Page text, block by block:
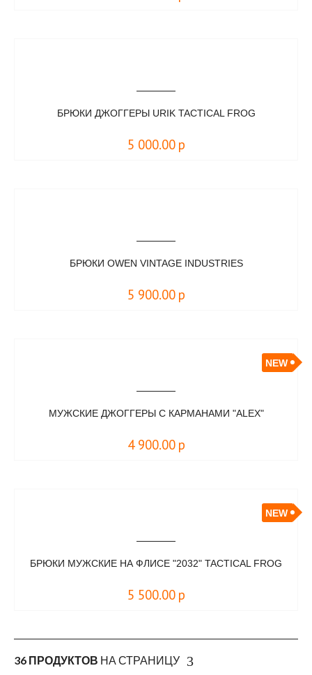
БРЮКИ ДЖОГГЕРЫ URIK TACTICAL FROG
5 000.00 р
БРЮКИ OWEN VINTAGE INDUSTRIES
5 900.00 р
NEW
МУЖСКИЕ ДЖОГГЕРЫ С КАРМАНАМИ "ALEX"
4 900.00 р
NEW
БРЮКИ МУЖСКИЕ НА ФЛИСЕ "2032" TACTICAL FROG
5 500.00 р
36 ПРОДУКТОВ НА СТРАНИЦУ